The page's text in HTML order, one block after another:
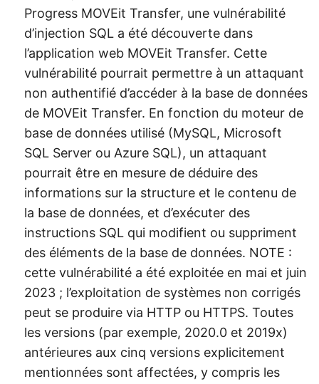
Progress MOVEit Transfer, une vulnérabilité
d’injection SQL a été découverte dans
l’application web MOVEit Transfer. Cette
vulnérabilité pourrait permettre à un attaquant
non authentifié d’accéder à la base de données
de MOVEit Transfer. En fonction du moteur de
base de données utilisé (MySQL, Microsoft
SQL Server ou Azure SQL), un attaquant
pourrait être en mesure de déduire des
informations sur la structure et le contenu de
la base de données, et d’exécuter des
instructions SQL qui modifient ou suppriment
des éléments de la base de données. NOTE :
cette vulnérabilité a été exploitée en mai et juin
2023 ; l’exploitation de systèmes non corrigés
peut se produire via HTTP ou HTTPS. Toutes
les versions (par exemple, 2020.0 et 2019x)
antérieures aux cinq versions explicitement
mentionnées sont affectées, y compris les